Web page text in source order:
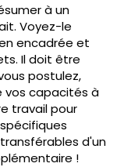
à un
Voyez-le
encadrée et
Il doit être
postulez,
vos capacités à
travail pour
d'un
!